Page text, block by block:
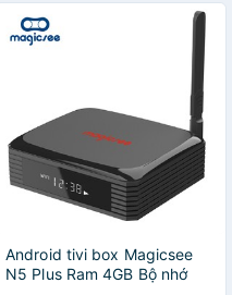
Android tivi box Magicsee
N5 Plus Ram 4GB Bộ nhớ